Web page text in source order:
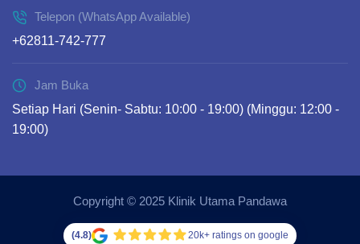
Telepon (WhatsApp Available)
+62811-742-777
Jam Buka
Setiap Hari (Senin- Sabtu: 10:00 - 19:00) (Minggu: 12:00 -
19:00)
Copyright © 2025 Klinik Utama Pandawa
(4.8) 20k+ ratings on google